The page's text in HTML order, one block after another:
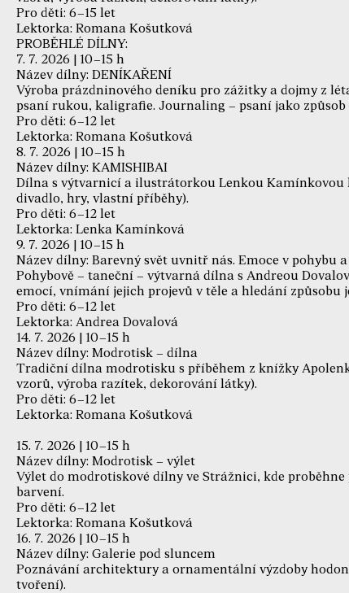
Pro děti: 6–15 let
Lektorka: Romana Košutková
PROBĚHLÉ DÍLNY:
7. 7. 2026 | 10–15 h
Název dílny: DENÍKAŘENÍ
Výroba prázdninového deníku pro zážitky a dojmy z
psaní rukou, kaligrafie. Journaling – psaní jako způsob
Pro děti: 6–12 let
Lektorka: Romana Košutková
8. 7. 2026 | 10–15 h
Název dílny: KAMISHIBAI
Dílna s výtvarnicí a ilustrátorkou Lenkou Kamínkovou
divadlo, hry, vlastní příběhy).
Pro děti: 6–12 let
Lektorka: Lenka Kamínková
9. 7. 2026 | 10–15 h
Název dílny: Barevný svět uvnitř nás. Emoce v pohybu
Pohybově – taneční – výtvarná dílna s Andreou
emocí, vnímání jejich projevů v těle a hledání způsobu
Pro děti: 6–12 let
Lektorka: Andrea Dovalová
14. 7. 2026 | 10–15 h
Název dílny: Modrotisk – dílna
Tradiční dílna modrotisku s příběhem z knížky
vzorů, výroba razítek, dekorování látky).
Pro děti: 6–12 let
Lektorka: Romana Košutková
15. 7. 2026 | 10–15 h
Název dílny: Modrotisk – výlet
Výlet do modrotiskové dílny ve Strážnici, kde
barvení.
Pro děti: 6–12 let
Lektorka: Romana Košutková
16. 7. 2026 | 10–15 h
Název dílny: Galerie pod sluncem
Poznávání architektury a ornamentální výzdoby
tvoření).